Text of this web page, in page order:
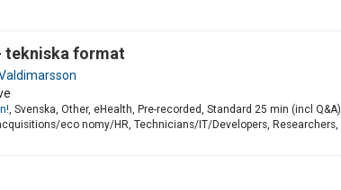
tekniska format
, Svenska, Other, eHealth, Pre-recorded, Standard 25 min (incl
eco nomy/HR, Technicians/IT/Developers,